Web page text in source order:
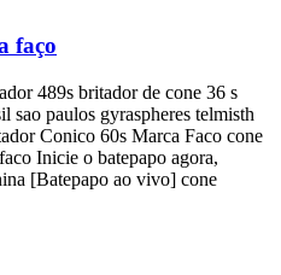
faço
489s britador de cone 36 s
sao paulos gyraspheres telmisth
Conico 60s Marca Faco cone
Inicie o batepapo agora,
[Batepapo ao vivo] cone